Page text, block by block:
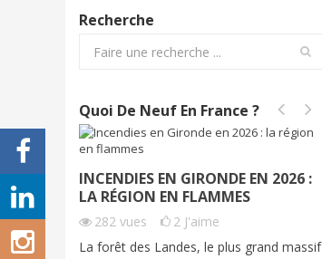
Recherche
Quoi De Neuf En France ?
INCENDIES EN GIRONDE EN 2026 :
LA RÉGION EN FLAMMES
282 vues 2 J'aime
La forêt des Landes, le plus grand massif